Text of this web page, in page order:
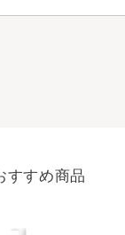
すすめ商品